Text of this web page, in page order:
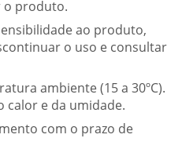
o produto.
ao produto,
o uso e consultar
ambiente (15 a 30ºC).
calor e da umidade.
com o prazo de